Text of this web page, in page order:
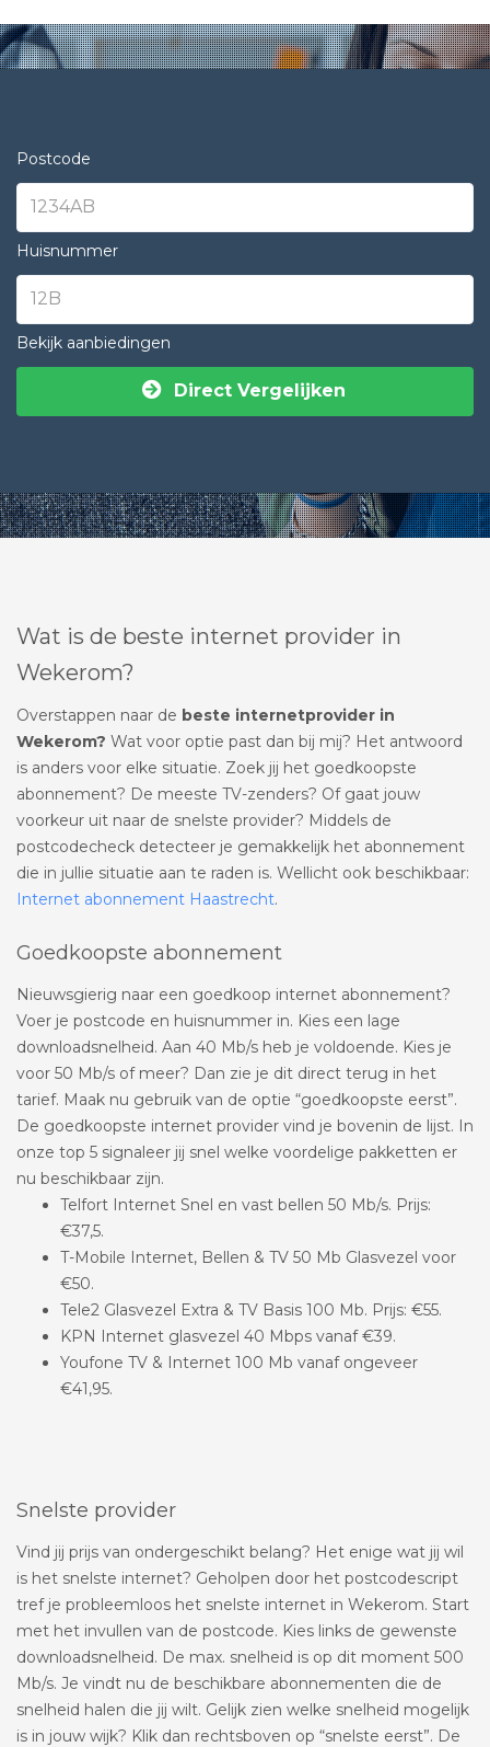
Postcode
Huisnummer
Bekijk aanbiedingen
Direct Vergelijken
Wat is de beste internet provider in
Wekerom?
Overstappen naar de beste internetprovider in
Wekerom? Wat voor optie past dan bij mij? Het antwoord
is anders voor elke situatie. Zoek jij het goedkoopste
abonnement? De meeste TV-zenders? Of gaat jouw
voorkeur uit naar de snelste provider? Middels de
postcodecheck detecteer je gemakkelijk het abonnement
die in jullie situatie aan te raden is. Wellicht ook beschikbaar:
Internet abonnement Haastrecht.
Goedkoopste abonnement
Nieuwsgierig naar een goedkoop internet abonnement?
Voer je postcode en huisnummer in. Kies een lage
downloadsnelheid. Aan 40 Mb/s heb je voldoende. Kies je
voor 50 Mb/s of meer? Dan zie je dit direct terug in het
tarief. Maak nu gebruik van de optie “goedkoopste eerst”.
De goedkoopste internet provider vind je bovenin de lijst. In
onze top 5 signaleer jij snel welke voordelige pakketten er
nu beschikbaar zijn.
Telfort Internet Snel en vast bellen 50 Mb/s. Prijs:
€37,5.
T-Mobile Internet, Bellen & TV 50 Mb Glasvezel voor
€50.
Tele2 Glasvezel Extra & TV Basis 100 Mb. Prijs: €55.
KPN Internet glasvezel 40 Mbps vanaf €39.
Youfone TV & Internet 100 Mb vanaf ongeveer
€41,95.
Snelste provider
Vind jij prijs van ondergeschikt belang? Het enige wat jij wil
is het snelste internet? Geholpen door het postcodescript
tref je probleemloos het snelste internet in Wekerom. Start
met het invullen van de postcode. Kies links de gewenste
downloadsnelheid. De max. snelheid is op dit moment 500
Mb/s. Je vindt nu de beschikbare abonnementen die de
snelheid halen die jij wilt. Gelijk zien welke snelheid mogelijk
is in jouw wijk? Klik dan rechtsboven op “snelste eerst”. De